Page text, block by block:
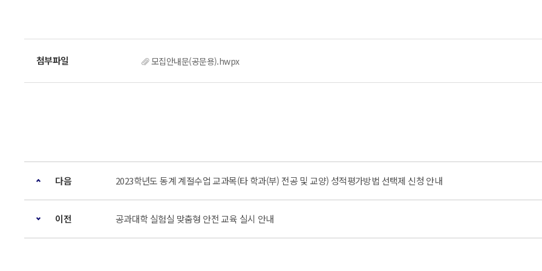
모집안내문(공문용).hwpx
다음 2023학년도 동계 계절수업 교과목(타 학과(부) 전공 및 교양) 성적평가방법 선택제 신청 안내
이전 공과대학 실험실 맞춤형 안전 교육 실시 안내